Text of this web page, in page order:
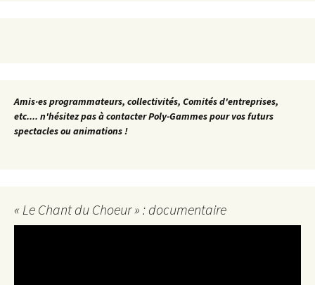
Amis·es programmateurs, collectivités, Comités d'entreprises,
etc.... n'hésitez pas à contacter Poly-Gammes pour vos futurs
spectacles ou animations !
« Le Chant du Choeur » : documentaire